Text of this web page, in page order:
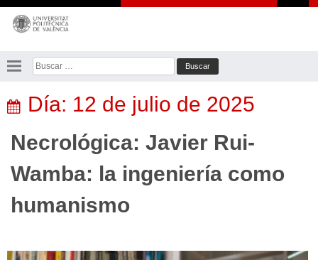
Saltar
contenido
Buscar:
Día: 12 de julio de 2025
Necrológica: Javier Rui-
Wamba: la ingeniería como
humanismo